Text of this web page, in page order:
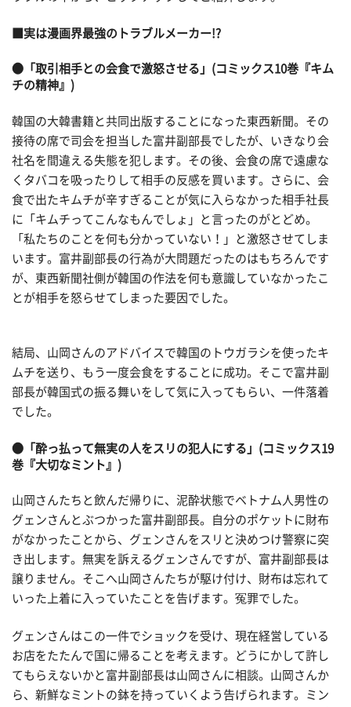
■実は漫画界最強のトラブルメーカー!?
●「取引相手との会食で激怒させる」(コミックス10巻『キム
チの精神』)
韓国の大韓書籍と共同出版することになった東西新聞。その
接待の席で司会を担当した富井副部長でしたが、いきなり会
社名を間違える失態を犯します。その後、会食の席で遠慮な
くタバコを吸ったりして相手の反感を買います。さらに、会
食で出たキムチが辛すぎることが気に入らなかった相手社長
に「キムチってこんなもんでしょ」と言ったのがとどめ。
「私たちのことを何も分かっていない！」と激怒させてしま
います。富井副部長の行為が大問題だったのはもちろんです
が、東西新聞社側が韓国の作法を何も意識していなかったこ
とが相手を怒らせてしまった要因でした。
結局、山岡さんのアドバイスで韓国のトウガラシを使ったキ
ムチを送り、もう一度会食をすることに成功。そこで富井副
部長が韓国式の振る舞いをして気に入ってもらい、一件落着
でした。
●「酔っ払って無実の人をスリの犯人にする」(コミックス19
巻『大切なミント』)
山岡さんたちと飲んだ帰りに、泥酔状態でベトナム人男性の
グェンさんとぶつかった富井副部長。自分のポケットに財布
がなかったことから、グェンさんをスリと決めつけ警察に突
き出します。無実を訴えるグェンさんですが、富井副部長は
譲りません。そこへ山岡さんたちが駆け付け、財布は忘れて
いった上着に入っていたことを告げます。冤罪でした。
グェンさんはこの一件でショックを受け、現在経営している
お店をたたんで国に帰ることを考えます。どうにかして許し
てもらえないかと富井副部長は山岡さんに相談。山岡さんか
ら、新鮮なミントの鉢を持っていくよう告げられます。ミン